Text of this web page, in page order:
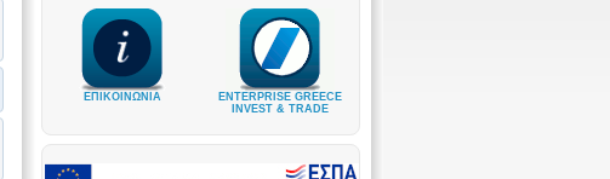
ΕΠΙΚΟΙΝΩΝΙΑ
ENTERPRISE GREECE
INVEST & TRADE